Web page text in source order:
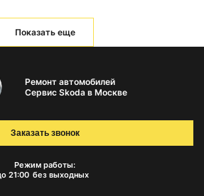
Показать еще
Ремонт автомобилей
Сервис Skoda в Москве
Режим работы:
21:00 без выходных
Заказать звонок